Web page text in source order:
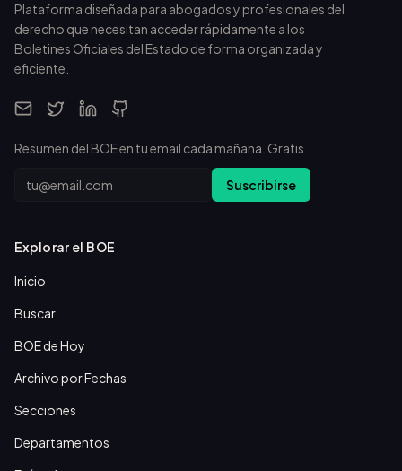
Plataforma diseñada para abogados y profesionales del
derecho que necesitan acceder rápidamente a los
Boletines Oficiales del Estado de forma organizada y
eficiente.
Resumen del BOE en tu email cada mañana. Gratis.
Email Suscribirse
Explorar el BOE
Inicio
Buscar
BOE de Hoy
Archivo por Fechas
Secciones
Departamentos